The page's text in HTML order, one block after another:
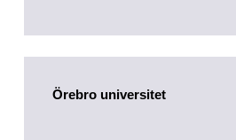
Örebro universitet